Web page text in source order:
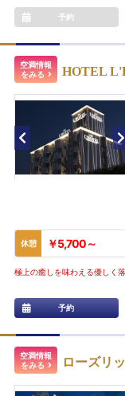
予約
空満情報
をみる
HOTEL
休憩 ￥5,700～
極上の癒しを味わえる優しく
予約
空満情報
をみる
ローズリ